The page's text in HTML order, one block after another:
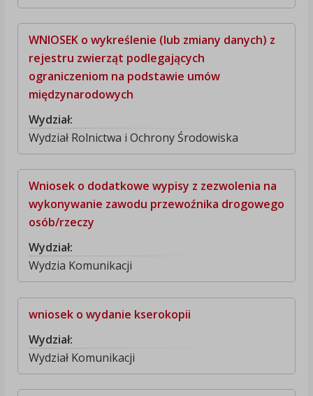
WNIOSEK o wykreślenie (lub zmiany danych) z
rejestru zwierząt podlegających
ograniczeniom na podstawie umów
międzynarodowych
Wydział:
Wydział Rolnictwa i Ochrony Środowiska
Wniosek o dodatkowe wypisy z zezwolenia na
wykonywanie zawodu przewoźnika drogowego
osób/rzeczy
Wydział:
Wydzia Komunikacji
wniosek o wydanie kserokopii
Wydział:
Wydział Komunikacji